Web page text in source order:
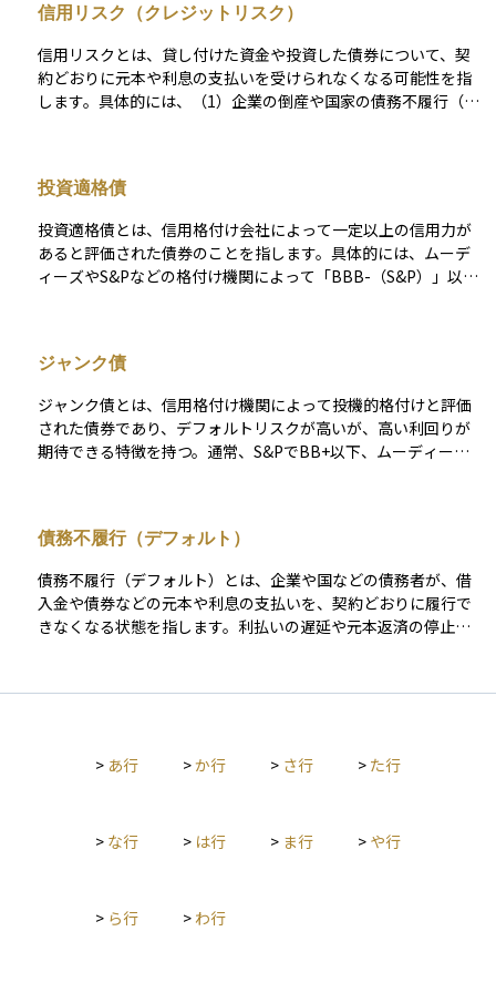
が下がります。逆に低い格付けはデフォルトの可能性が高いと
見なされ、投資家から高い利回りを要求されることがありま
す。資産運用においては、短期金融商品の安全性を判断する際
の重要な基準となります。
信用リスク（クレジットリスク）
信用リスクとは、貸し付けた資金や投資した債券について、契
約どおりに元本や利息の支払いを受けられなくなる可能性を指
します。具体的には、（1）企業の倒産や国家の債務不履行（い
益の減少につながるため、信用リスクの管理は債券投資の基礎
として非常に重要です。 この信用リスクを定量的に評価する手
段のひとつが、格付会社による信用格付けです。格付は通常、A
AA（最上位）からD（デフォルト）までの等級で示され、投資
家にとってのリスク水準をわかりやすく表します。たとえば、
データより）。ただし、格付はあくまで過去の情報に基づいた
あります。 そのため、市場ではよりリアルタイムなリスク指標
として、同年限の国債利回りとの差であるクレジットスプレッ
ドが重視されます。これは「市場に織り込まれた信用リスク」
は、債務不履行リスクに加え、流動性やマクロ経済環境を反映
ています。 こうしたリスクに備えるうえでの基本は、ポートフ
ォリオ全体の分散です。業種や地域、格付けの異なる債券を組
み合わせることで、特定の発行体の信用悪化がポートフォリオ
のシフトやデュレーションの短縮、さらにCDSなどを活用した
部分的なヘッジといった対策が有効です。 投資判断において
る損失（デフォルト確率×損失率）や価格変動リスクに見合っ
投資適格債
投資適格債とは、信用格付け会社によって一定以上の信用力が
あると評価された債券のことを指します。具体的には、ムーデ
ィーズやS&Pなどの格付け機関によって「BBB-（S&P）」以上
視する投資家によく選ばれます。利回りは高リスクの債券より
やや低めですが、信用リスクが低いため、資産運用の中でリス
ク分散や安定収益を目指す場面で活用されます。
ジャンク債
ジャンク債とは、信用格付け機関によって投機的格付けと評価
された債券であり、デフォルトリスクが高いが、高い利回りが
期待できる特徴を持つ。通常、S&PでBB+以下、ムーディーズ
択肢となるが、市場の変動や発行体の経営状況に大きく影響さ
れるため、慎重なリスク管理が必要である。
債務不履行（デフォルト）
債務不履行（デフォルト）とは、企業や国などの債務者が、借
入金や債券などの元本や利息の支払いを、契約どおりに履行で
きなくなる状態を指します。利払いの遅延や元本返済の停止が
や元本の一部または全額を受け取れないリスクに直面し、損失
与え、国際的な金融不安を引き起こす要因となることがありま
スも存在します。これは即時の経済的破綻を意味するわけでは
（デフォルトリスク）をあらかじめ評価し、債券の発行体の財
務状況や格付、市場環境を踏まえてリスク管理を行うことが重
> あ行 >か行 > さ行 > た行
> な行 > は行 > ま行 > や行
> ら行 > わ行